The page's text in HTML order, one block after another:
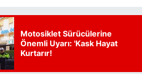
Motosiklet Sürücülerine
Önemli Uyarı: 'Kask Hayat
Kurtarır!